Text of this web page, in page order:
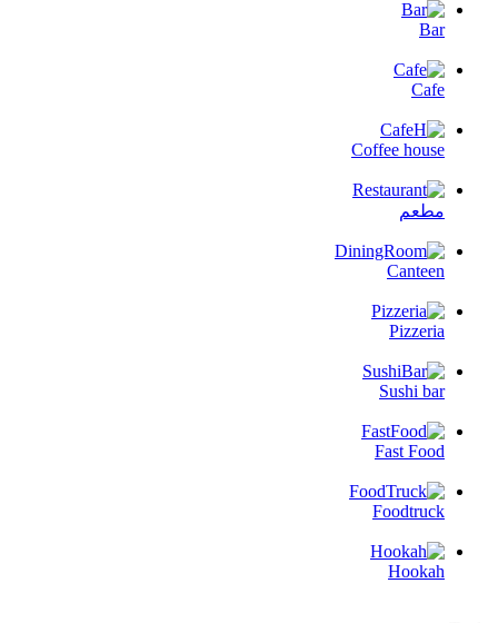
Bar
Cafe
Coffee house
مطعم
Canteen
Pizzeria
Sushi bar
Fast Food
Foodtruck
Hookah